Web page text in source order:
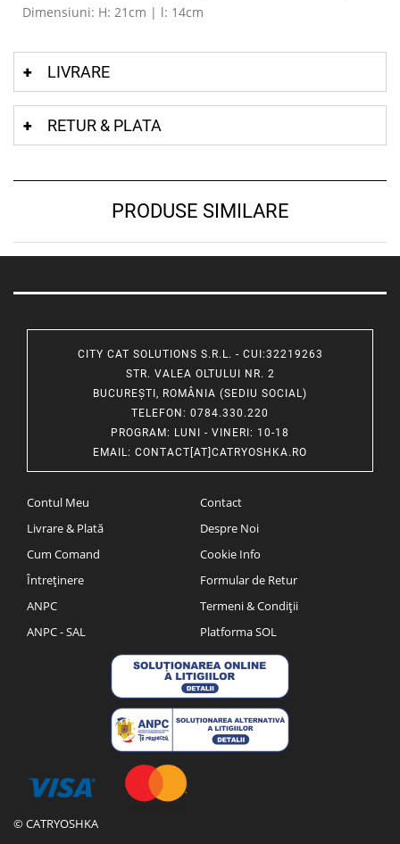
Dimensiuni: H: 21cm | l: 14cm
LIVRARE
RETUR & PLATA
PRODUSE SIMILARE
CITY CAT SOLUTIONS S.R.L. - CUI:32219263
STR. VALEA OLTULUI NR. 2
BUCUREȘTI, ROMÂNIA (SEDIU SOCIAL)
TELEFON : 0784.330.220
PROGRAM: LUNI - VINERI: 10-18
EMAIL: CONTACT[AT]CATRYOSHKA.RO
Contul Meu
Livrare & Plată
Cum Comand
Întreținere
ANPC
ANPC - SAL
Contact
Despre Noi
Cookie Info
Formular de Retur
Termeni & Condiții
Platforma SOL
© CATRYOSHKA